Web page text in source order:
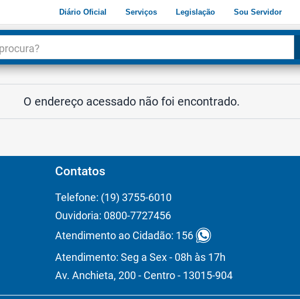
Diário Oficial Serviços Legislação Sou Servidor
O endereço acessado não foi encontrado.
Contatos
Telefone: (19) 3755-6010
Ouvidoria: 0800-7727456
Atendimento ao Cidadão: 156
Atendimento: Seg a Sex - 08h às 17h
Av. Anchieta, 200 - Centro - 13015-904